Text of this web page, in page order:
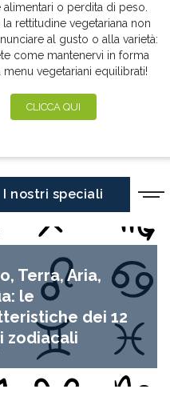
alimentari o perdita di peso.
rettitudine vegetariana non
al gusto o alla varietà:
come mantenervi in forma
menu vegetariani equilibrati!
CLICCA QUI
I nostri speciali
Terra, Aria,
le
dei 12
zodiacali